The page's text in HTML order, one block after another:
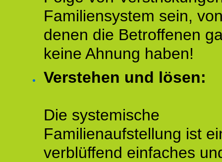
Familiensystem sein,
denen die Betroffenen
keine Ahnung haben!
Verstehen und lösen:
Die systemische
Familienaufstellung ist
verblüffend einfaches